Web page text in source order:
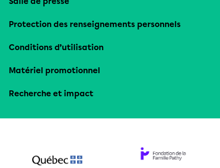
Protection des renseignements personnels
Conditions d’utilisation
Matériel promotionnel
Recherche et impact